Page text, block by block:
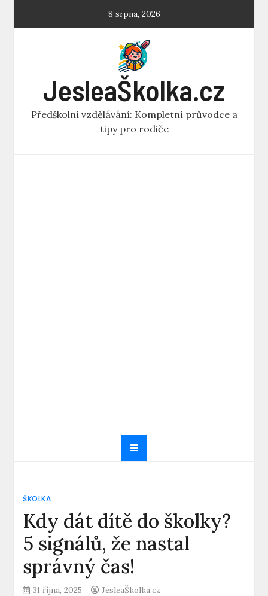
8 srpna, 2026
JesleaŠkolka.cz
Předškolní vzdělávání: Kompletní průvodce a
tipy pro rodiče
ŠKOLKA
Kdy dát dítě do školky?
5 signálů, že nastal
správný čas!
31 října, 2025 JesleaŠkolka.cz